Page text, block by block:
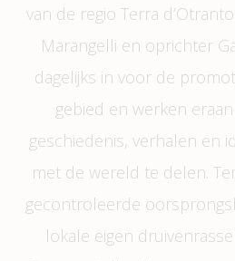
van de regio Terra
Marangelli en oprichter
dagelijks in voor de
gebied en werken
geschiedenis, verhalen en
met de wereld te delen.
gecontroleerde
lokale eigen